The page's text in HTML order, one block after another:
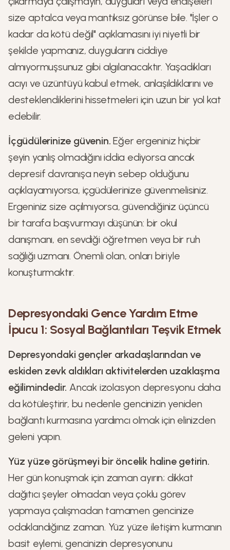
size aptalca veya mantıksız görünse bile. "İşler o
kadar da kötü değil" açıklamasını iyi niyetli bir
şekilde yapmanız, duygularını ciddiye
almıyormuşsunuz gibi algılanacaktır. Yaşadıkları
acıyı ve üzüntüyü kabul etmek, anlaşıldıklarını ve
desteklendiklerini hissetmeleri için uzun bir yol kat
edebilir.
İçgüdülerinize güvenin. Eğer ergeniniz hiçbir
şeyin yanlış olmadığını iddia ediyorsa ancak
depresif davranışa neyin sebep olduğunu
açıklayamıyorsa, içgüdülerinize güvenmelisiniz.
Ergeniniz size açılmıyorsa, güvendiğiniz üçüncü
bir tarafa başvurmayı düşünün: bir okul
danışmanı, en sevdiği öğretmen veya bir ruh
sağlığı uzmanı. Önemli olan, onları biriyle
konuşturmaktır.
Depresyondaki Gence Yardım Etme
İpucu 1: Sosyal Bağlantıları Teşvik Etmek
Depresyondaki gençler arkadaşlarından ve
eskiden zevk aldıkları aktivitelerden uzaklaşma
eğilimindedir. Ancak izolasyon depresyonu daha
da kötüleştirir, bu nedenle gencinizin yeniden
bağlantı kurmasına yardımcı olmak için elinizden
geleni yapın.
Yüz yüze görüşmeyi bir öncelik haline getirin.
Her gün konuşmak için zaman ayırın; dikkat
dağıtıcı şeyler olmadan veya çoklu görev
yapmaya çalışmadan tamamen gencinize
odaklandığınız zaman. Yüz yüze iletişim kurmanın
basit eylemi, gencinizin depresyonunu